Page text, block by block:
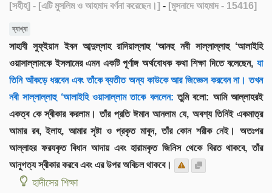
[সহীহ] - [এটি মুসলিম ও আহমাদ বর্ণনা করেছেন।] - [মুসনাদে আহমাদ - 15416]
ব্যাখ্যা
সাহাবী সুফ্ইয়ান ইবন আব্দুল্লাহ রাদিয়াল্লাহু ‘আনহু নবী সাল্লাল্লাহু ‘আলাইহি
ওয়াসাল্লামকে ইসলামের এমন একটি পূর্ণাঙ্গ অর্থবোধক কথা শিক্ষা দিতে বলেছেন, যা
তিনি আঁকড়ে ধরবেন এবং তাঁকে ব্যতীত অন্য কাউকে আর জিজ্ঞেস করবেন না। তখন
নবী সাল্লাল্লাহু ‘আলাইহি ওয়াসাল্লাম তাকে বললেন: তুমি বলো: আমি আল্লাহরই
একত্ব কে স্বীকার করলাম। তাঁর প্রতি ঈমান আনলাম যে, অবশ্য তিনিই একমাত্র
আমার রব, ইলাহ, আমার সৃষ্টা ও প্রকৃত মাবূদ, তাঁর কোন শরীক নেই। অতঃপর
আল্লাহর ফরযকৃত বিধান আদায় এবং হারামকৃত জিনিস থেকে বিরত থাকবে, তাঁর
আনুগত্য স্বীকার করবে এবং এর উপর অবিচল থাকবে।
হাদীসের শিক্ষা